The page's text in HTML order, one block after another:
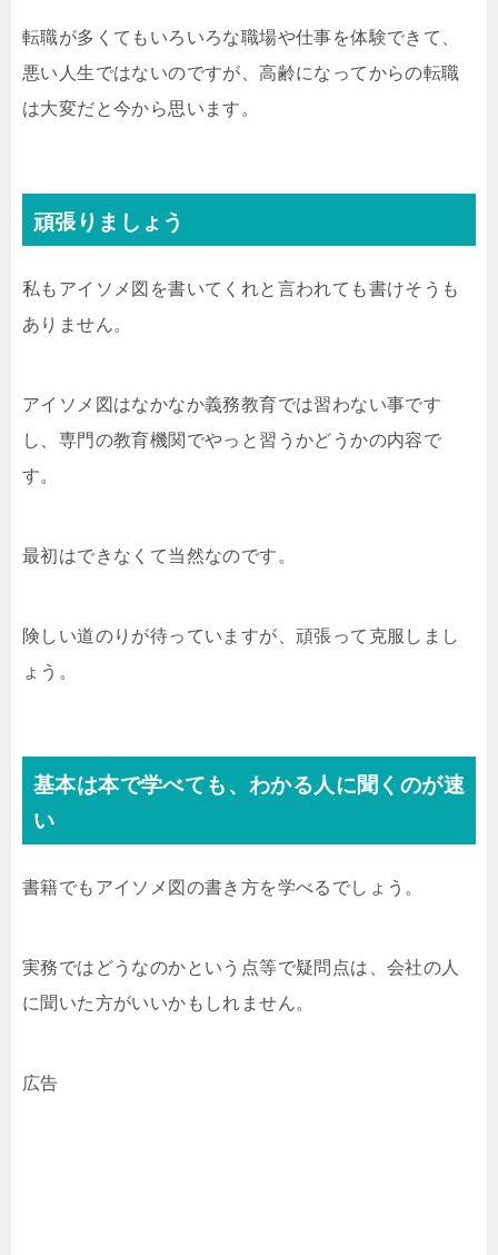
転職が多くてもいろいろな職場や仕事を体験できて、
悪い人生ではないのですが、高齢になってからの転職
は大変だと今から思います。
頑張りましょう
私もアイソメ図を書いてくれと言われても書けそうも
ありません。
アイソメ図はなかなか義務教育では習わない事です
し、専門の教育機関でやっと習うかどうかの内容で
す。
最初はできなくて当然なのです。
険しい道のりが待っていますが、頑張って克服しまし
ょう。
基本は本で学べても、わかる人に聞くのが速
い
書籍でもアイソメ図の書き方を学べるでしょう。
実務ではどうなのかという点等で疑問点は、会社の人
に聞いた方がいいかもしれません。
広告